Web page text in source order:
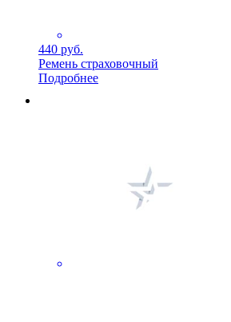
440 руб.
Ремень страховочный
Подробнее